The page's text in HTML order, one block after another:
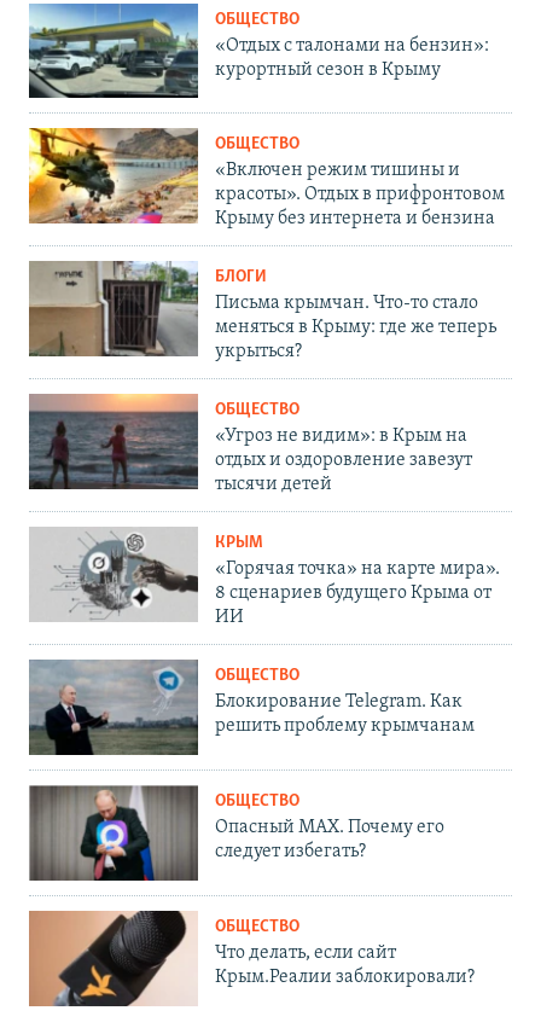
ОБЩЕСТВО
«Отдых с талонами на бензин»:
курортный сезон в Крыму
ОБЩЕСТВО
«Включен режим тишины и
красоты». Отдых в прифронтовом
Крыму без интернета и бензина
БЛОГИ
Письма крымчан. Что-то стало
меняться в Крыму: где же теперь
укрыться?
ОБЩЕСТВО
«Угроз не видим»: в Крым на
отдых и оздоровление завезут
тысячи детей
КРЫМ
«Горячая точка» на карте мира».
8 сценариев будущего Крыма от
ИИ
ОБЩЕСТВО
Блокирование Telegram. Как
решить проблему крымчанам
ОБЩЕСТВО
Опасный MAX. Почему его
следует избегать?
ОБЩЕСТВО
Что делать, если сайт
Крым.Реалии заблокировали?